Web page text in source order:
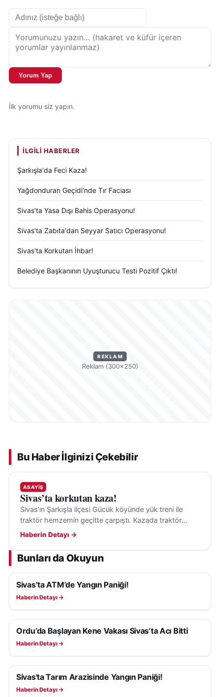
Yorum Yap
İlk yorumu siz yapın.
İLGILI HABERLER
Şarkışla'da Feci Kaza!
Yağdonduran Geçidi'nde Tır Faciası
Sivas'ta Yasa Dışı Bahis Operasyonu!
Sivas'ta Zabıta'dan Seyyar Satıcı Operasyonu!
Sivas'ta Korkutan İhbar!
Belediye Başkanının Uyuşturucu Testi Pozitif Çıktı!
REKLAM
Reklam (300×250)
Bu Haber İlginizi Çekebilir
ASAYIŞ
Sivas’ta korkutan kaza!
Sivas’ın Şarkışla ilçesi Gücük köyünde yük treni ile
traktör hemzemin geçitte çarpıştı. Kazada traktör
sürücüsü yaralandı, olayla ilgili inceleme başlatıldı.
Haberin Detayı →
Bunları da Okuyun
ASAYIŞ
Sivas’ta ATM’de Yangın Paniği!
Haberin Detayı →
ASAYIŞ
Ordu’da Başlayan Kene Vakası Sivas’ta Acı Bitti
Haberin Detayı →
ASAYIŞ
Sivas'ta Tarım Arazisinde Yangın Paniği!
Haberin Detayı →